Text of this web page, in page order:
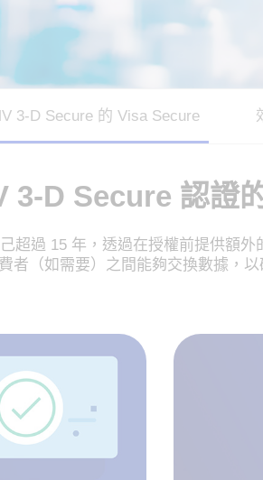
3-D Secure 的 Visa Secure
3-D Secure 認證
超過 15 年，透過在授權前提供額
者（如需要）之間能夠交換數據，